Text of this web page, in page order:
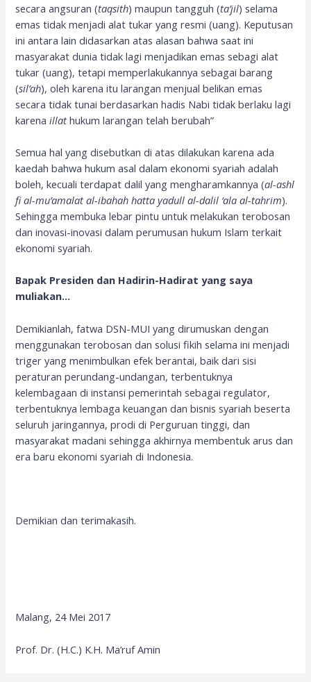
secara angsuran (taqsith) maupun tangguh (ta’jil) selama
emas tidak menjadi alat tukar yang resmi (uang). Keputusan
ini antara lain didasarkan atas alasan bahwa saat ini
masyarakat dunia tidak lagi menjadikan emas sebagi alat
tukar (uang), tetapi memperlakukannya sebagai barang
(sil’ah), oleh karena itu larangan menjual belikan emas
secara tidak tunai berdasarkan hadis Nabi tidak berlaku lagi
karenaillathukum larangan telah berubah”
Semua hal yang disebutkan di atas dilakukan karena ada
kaedah bahwa hukum asal dalam ekonomi syariah adalah
boleh, kecuali terdapat dalil yang mengharamkannya (al-ashl
fi al-mu’amalat al-ibahah hatta yadull al-dalil ‘ala al-tahrim).
Sehingga membuka lebar pintu untuk melakukan terobosan
dan inovasi-inovasi dalam perumusan hukum Islam terkait
ekonomi syariah.
Bapak Presiden dan Hadirin-Hadirat yang saya
muliakan…
Demikianlah, fatwa DSN-MUI yang dirumuskan dengan
menggunakan terobosan dan solusi fikih selama ini menjadi
triger yang menimbulkan efek berantai, baik dari sisi
peraturan perundang-undangan, terbentuknya
kelembagaan di instansi pemerintah sebagai regulator,
terbentuknya lembaga keuangan dan bisnis syariah beserta
seluruh jaringannya, prodi di Perguruan tinggi, dan
masyarakat madani sehingga akhirnya membentuk arus dan
era baru ekonomi syariah di Indonesia.
Demikian dan terimakasih.
Malang, 24 Mei 2017
Prof. Dr. (H.C.) K.H. Ma’ruf Amin